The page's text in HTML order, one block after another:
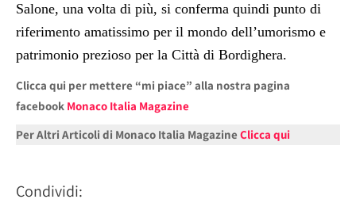
Salone, una volta di più, si conferma quindi punto di
riferimento amatissimo per il mondo dell’umorismo e
patrimonio prezioso per la Città di Bordighera.
Clicca qui per mettere “mi piace” alla nostra pagina
facebook Monaco Italia Magazine
Per Altri Articoli di Monaco Italia Magazine Clicca qui
Condividi: